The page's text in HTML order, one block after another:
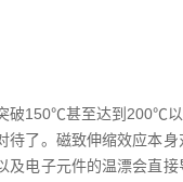
破150℃甚至达到200℃以
待了。磁致伸缩效应本
及电子元件的温漂会直